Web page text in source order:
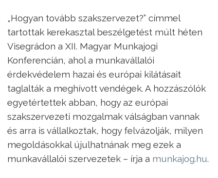
„Hogyan tovább szakszervezet?” címmel
tartottak kerekasztal beszélgetést múlt héten
Visegrádon a XII. Magyar Munkajogi
Konferencián, ahol a munkavállalói
érdekvédelem hazai és európai kilátásait
taglalták a meghívott vendégek. A hozzászólók
egyetértettek abban, hogy az európai
szakszervezeti mozgalmak válságban vannak
és arra is vállalkoztak, hogy felvázolják, milyen
megoldásokkal újulhatnának meg ezek a
munkavállalói szervezetek – írja a munkajog.hu.